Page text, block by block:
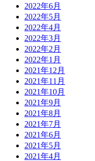
2022年6月
2022年5月
2022年4月
2022年3月
2022年2月
2022年1月
2021年12月
2021年11月
2021年10月
2021年9月
2021年8月
2021年7月
2021年6月
2021年5月
2021年4月